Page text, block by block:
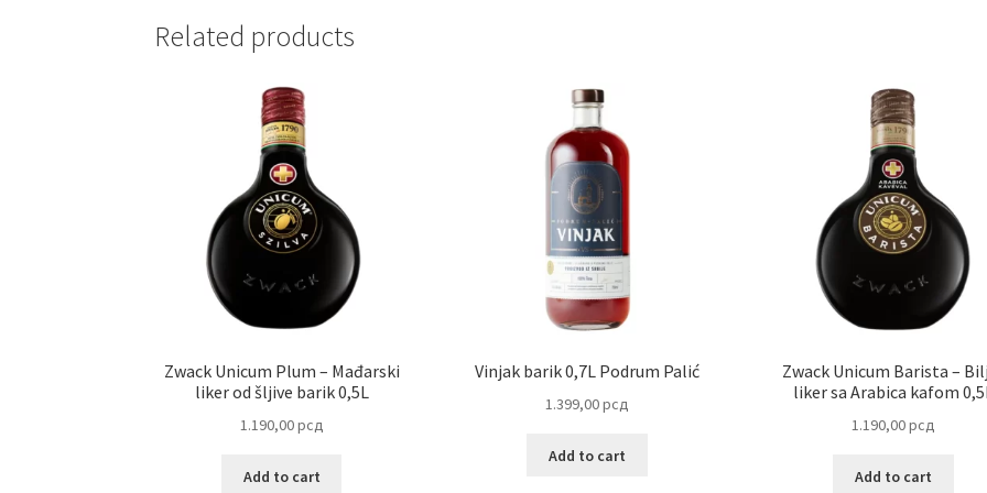
Related products
Zwack Unicum Plum – Mađarski
liker od šljive barik 0,5L
1.190,00рсд
Add to cart
Vinjak barik 0,7L Podrum Palić
1.399,00рсд
Add to cart
Zwack Unicum Barista –
liker sa Arabica kafom
1.190,00рсд
Add to cart